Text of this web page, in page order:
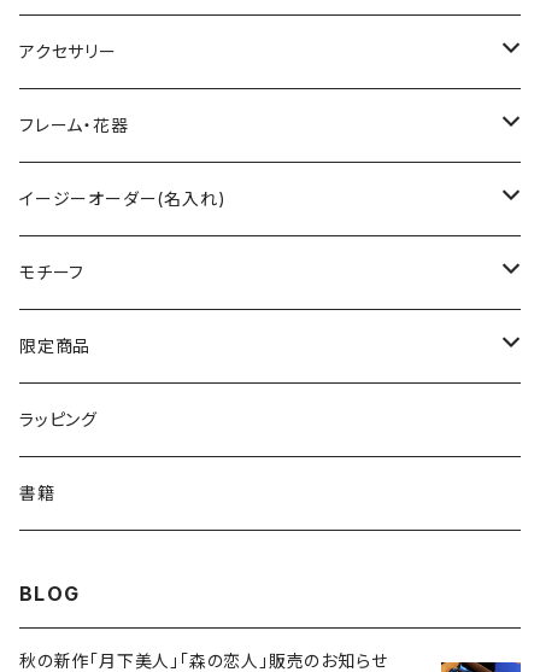
グラス
ワイングラス
シャンパングラス
ティーセット
アクセサリー
ペンダント
小物入れ
ハートボックス
フレーム・花器
フォトフレーム
イージーオーダー(名入れ)
イニシャル入
すみれ花文字
ネーム入
テキスト入
モチーフ
フラワー
ローズ
さくら
ネイチャー
リーフ
メルヘン
レース
限定商品
数量限定
季節限定
ラッピング
書籍
BLOG
秋の新作「月下美人」「森の恋人」販売のお知らせ